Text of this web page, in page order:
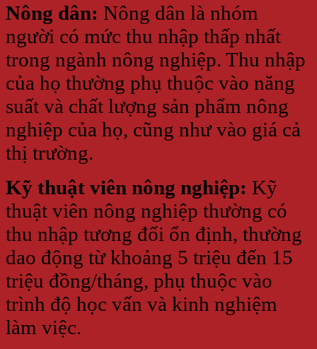
Nông dân: Nông dân là nhóm
người có mức thu nhập thấp nhất
trong ngành nông nghiệp. Thu nhập
của họ thường phụ thuộc vào năng
suất và chất lượng sản phẩm nông
nghiệp của họ, cũng như vào giá cả
thị trường.
Kỹ thuật viên nông nghiệp: Kỹ
thuật viên nông nghiệp thường có
thu nhập tương đối ổn định, thường
dao động từ khoảng 5 triệu đến 15
triệu đồng/tháng, phụ thuộc vào
trình độ học vấn và kinh nghiệm
làm việc.